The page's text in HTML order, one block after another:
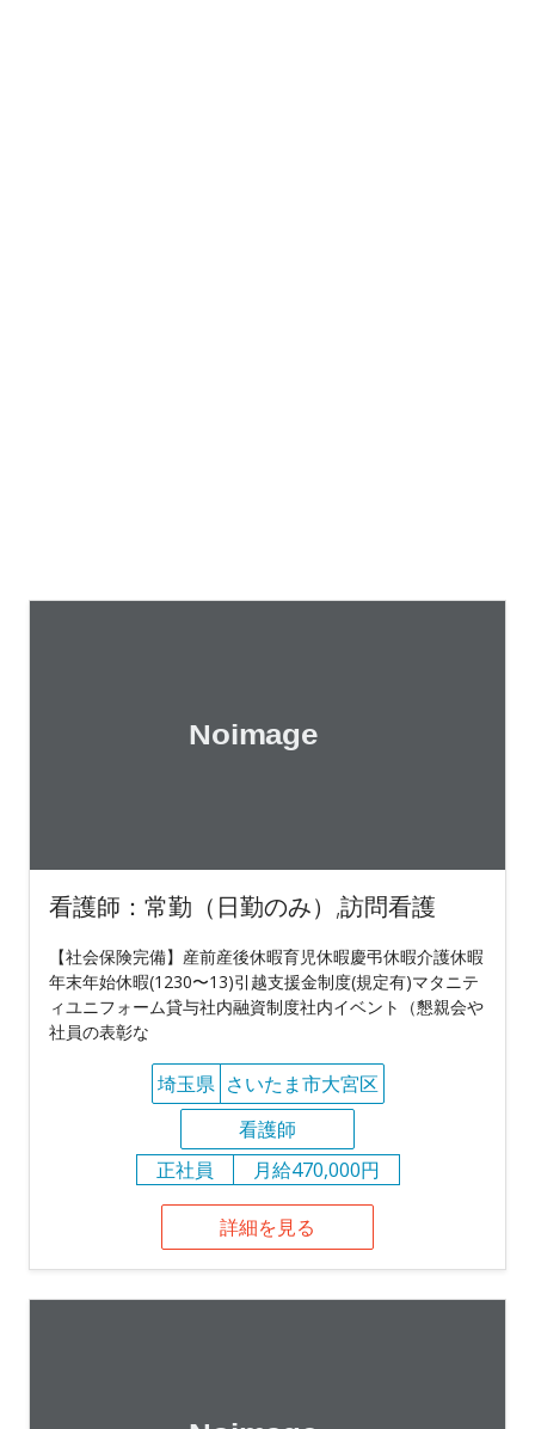
看護師：常勤（日勤のみ）,訪問看護
【社会保険完備】産前産後休暇育児休暇慶弔休暇介護休暇
年末年始休暇(1230〜13)引越支援金制度(規定有)マタニテ
ィユニフォーム貸与社内融資制度社内イベント（懇親会や
社員の表彰な
埼玉県 さいたま市大宮区
看護師
正社員
月給470,000円
詳細を見る